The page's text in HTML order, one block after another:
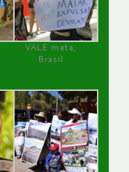
VALE mata,
Brasil